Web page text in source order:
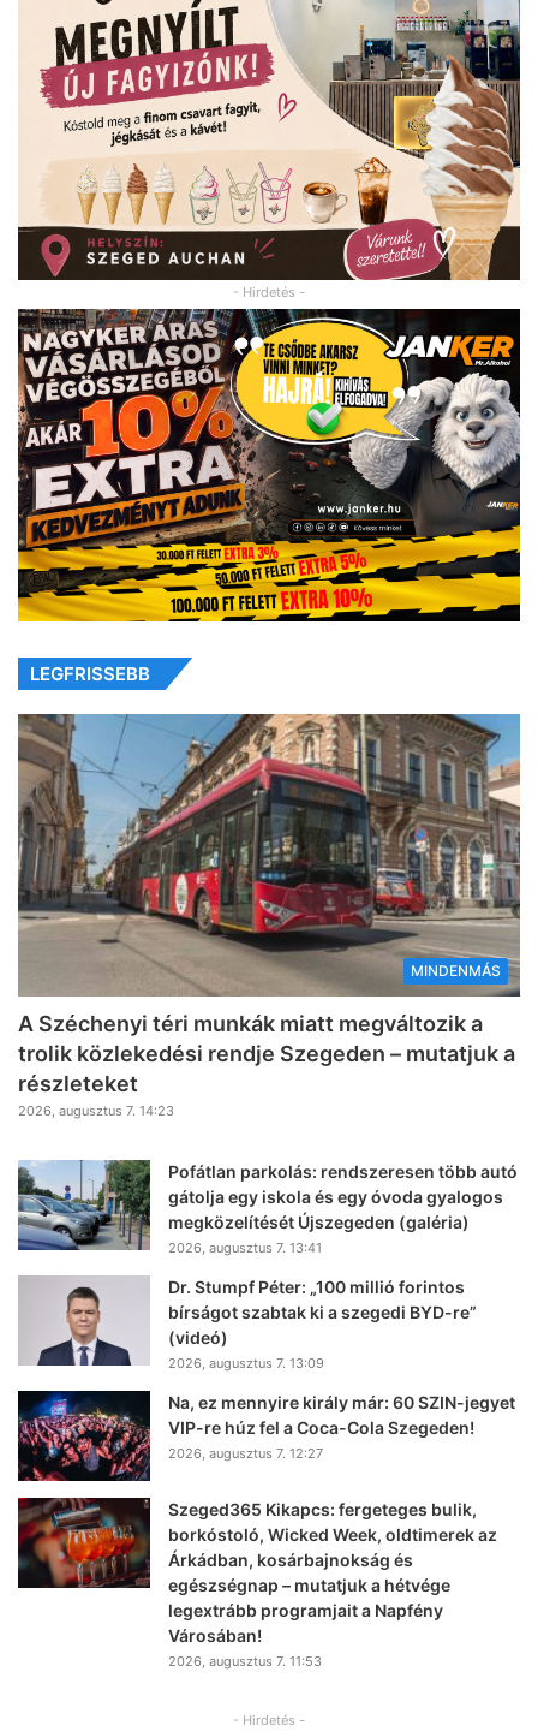
- Hirdetés -
LEGFRISSEBB
MINDENMÁS
A Széchenyi téri munkák miatt megváltozik a
trolik közlekedési rendje Szegeden – mutatjuk a
részleteket
2026, augusztus 7. 14:23
Pofátlan parkolás: rendszeresen több autó
gátolja egy iskola és egy óvoda gyalogos
megközelítését Újszegeden (galéria)
2026, augusztus 7. 13:41
Dr. Stumpf Péter: „100 millió forintos
bírságot szabtak ki a szegedi BYD-re”
(videó)
2026, augusztus 7. 13:09
Na, ez mennyire király már: 60 SZIN-jegyet
VIP-re húz fel a Coca-Cola Szegeden!
2026, augusztus 7. 12:27
Szeged365 Kikapcs: fergeteges bulik,
borkóstoló, Wicked Week, oldtimerek az
Árkádban, kosárbajnokság és
egészségnap – mutatjuk a hétvége
legextrább programjait a Napfény
Városában!
2026, augusztus 7. 11:53
- Hirdetés -